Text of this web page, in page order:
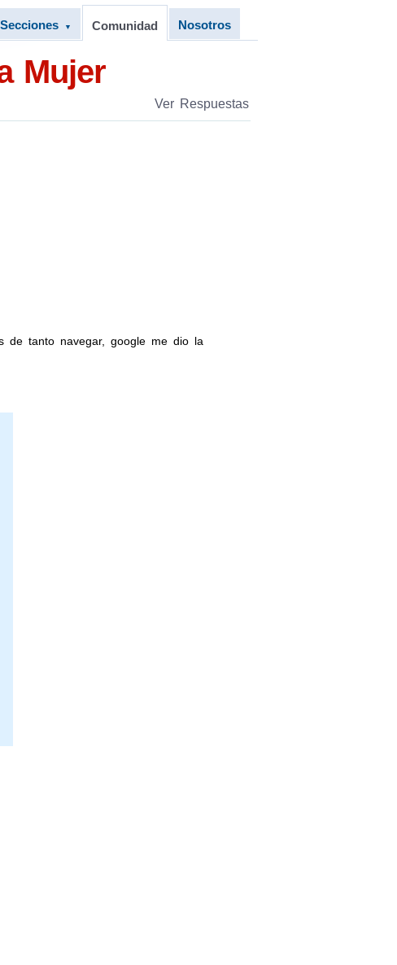
Secciones ▼ Comunidad Nosotros
Mujer
Ver Respuestas
de tanto navegar, google me dio la